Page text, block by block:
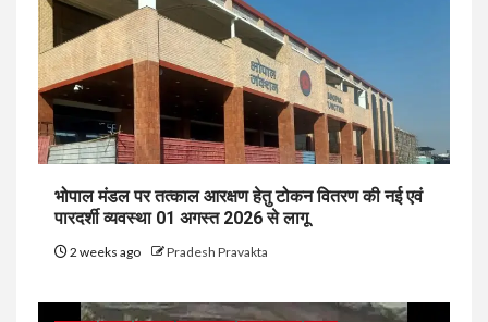
भोपाल मंडल पर तत्काल आरक्षण हेतु टोकन वितरण की नई एवं
पारदर्शी व्यवस्था 01 अगस्त 2026 से लागू
2 weeks ago Pradesh Pravakta